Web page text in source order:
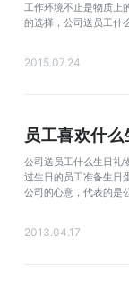
工作环境不止是物质上
的选择，公司送员工什
2015.07.24
员工喜欢什么
公司送员工什么生日礼
过生日的员工准备生日
公司的心意，代表的是
2013.04.17